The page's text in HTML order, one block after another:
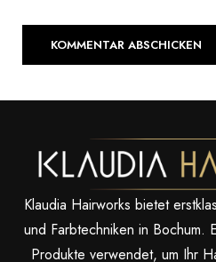
Klaudia Hairworks bietet
und Farbtechniken in Bochum.
Produkte verwendet, um Ihr